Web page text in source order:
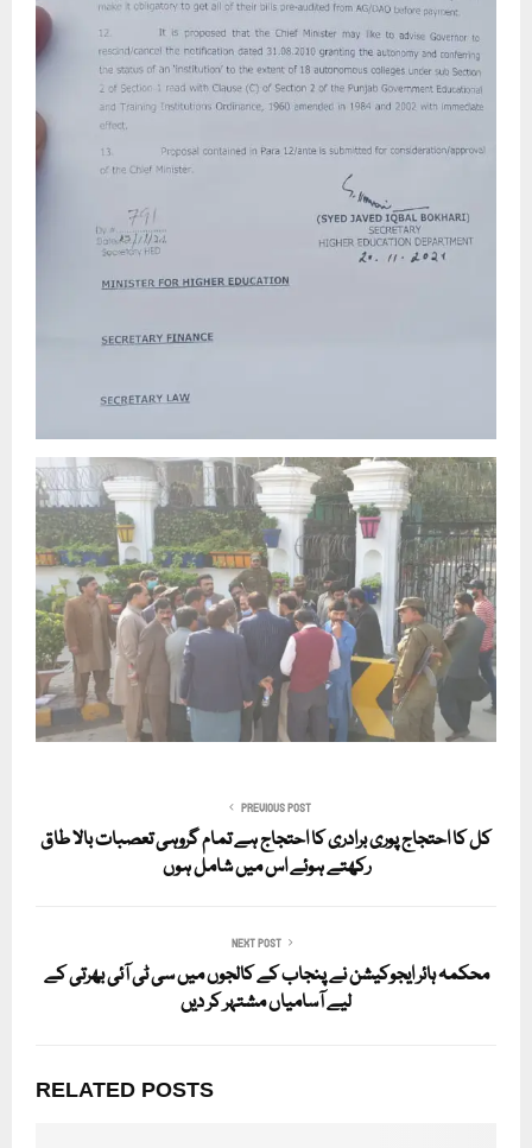
PREVIOUS POST
کل کا احتجاج پوری برادری کا احتجاج ہے تمام گروہی تعصبات بالا طاق
رکھتے ہوئے اس میں شامل ہوں
NEXT POST
محکمہ ہائر ایجوکیشن نے پنجاب کے کالجوں میں سی ٹی آئی بھرتی کے
لیے آسامیاں مشتہر کر دیں
RELATED POSTS